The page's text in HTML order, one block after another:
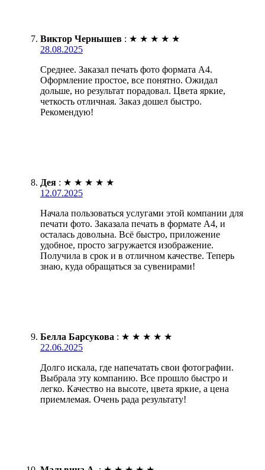
Виктор Чернышев : ★ ★ ★ ★ ★
28.08.2025
Среднее. Заказал печать фото формата А4.
Оформление простое, все понятно. Ожидал
дольше, но результат порадовал. Цвета яркие,
четкость отличная. Заказ дошел быстро.
Рекомендую!
Дея : ★ ★ ★ ★ ★
12.07.2025
Начала пользоваться услугами этой компании для
печати фото. Заказала печать в формате А4, и
осталась довольна. Всё быстро, приложение
удобное, просто загружается изображение.
Получила в срок и в отличном качестве. Теперь
знаю, куда обращаться за сувенирами!
Белла Барсукова : ★ ★ ★ ★ ★
22.06.2025
Долго искала, где напечатать свои фотографии.
Выбрала эту компанию. Все прошло быстро и
легко. Качество на высоте, цвета яркие, а цена
приемлемая. Очень рада результату!